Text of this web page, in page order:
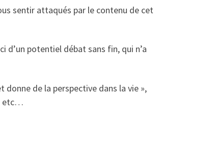
sentir attaqués par le contenu de cet
d’un potentiel débat sans fin, qui n’a
de la perspective dans la vie »,
etc…